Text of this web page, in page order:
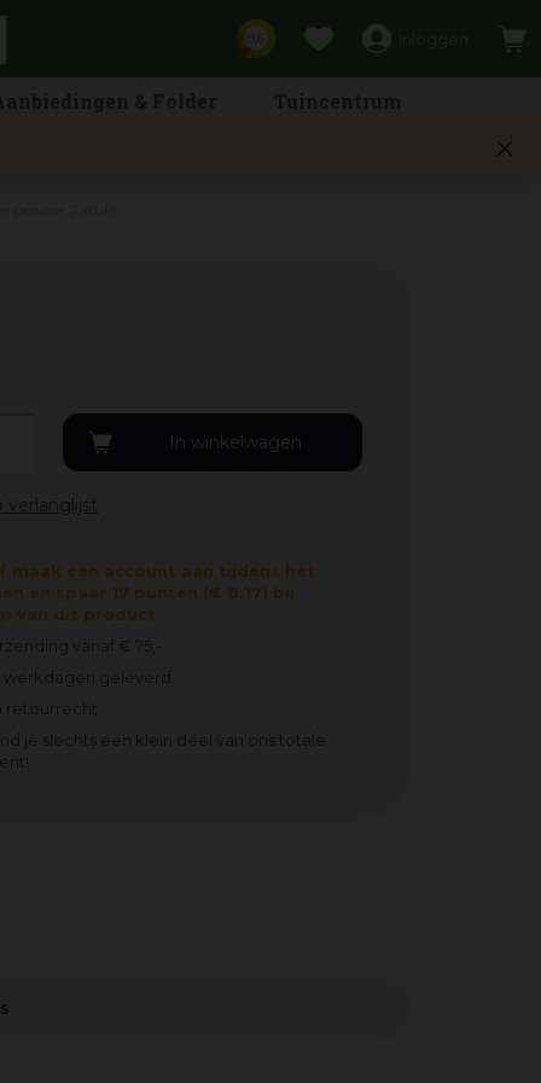
& Folder Tuincentrum
maak een account aan tijdens het
en spaar 17 punten (€ 0,17) bij
van dit product.
vanaf € 75,-
werkdagen geleverd.
retourrecht.
je slechts een klein deel van ons totale